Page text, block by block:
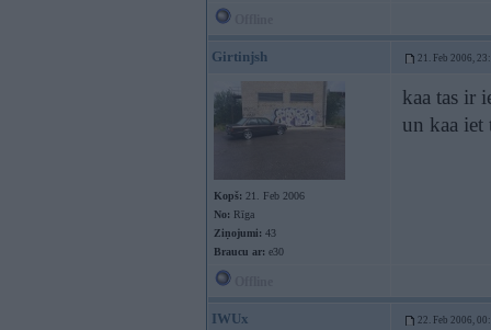
Girtinjsh 21. Feb 2006,
Kopš: 21. Feb 2006
No: Rīga
Ziņojumi: 43
Braucu ar: e30
kaa tas ir
un kaa iet
IWUx 22. Feb 2006,